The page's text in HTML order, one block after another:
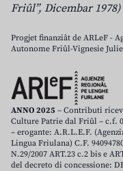
Friûl”, Dicembar 1978)
Progjet finanziât de ARLeF -
Autonome Friûl-Vignesie Julie
ANNO 2025 – Contributi
Culture Patrie dal Friûl – c.f.
– erogante: A.R.L.E.F.
Lingua Friulana) C.F.
N.29/2007 ART.23 c.2 bis e
del decreto di concessione: